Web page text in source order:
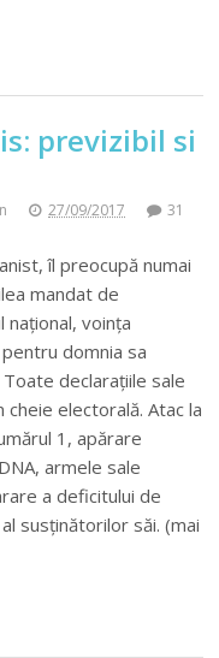
previzibil si
27/09/2017
31
îl preocupă numai
mandat de
voința
domnia sa
declarațiile sale
electorală. Atac la
1, apărare
armele sale
a deficitului de
susținătorilor săi. (mai